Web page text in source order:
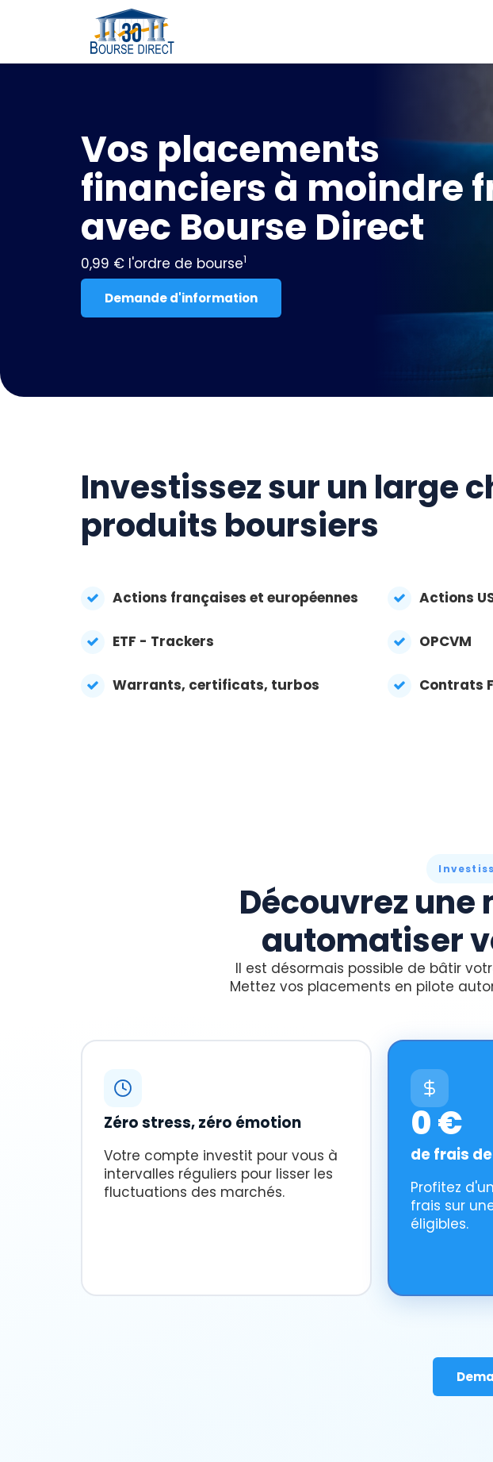
Vos placements
financiers à moindre
avec Bourse Direct
0,99 € l'ordre de bourse1
Demande d'information
Investissez sur un large
produits boursiers
Actions françaises et européennes Actions
ETF - Trackers OPCVM
Warrants, certificats, turbos Contrats
Découvrez
automatiser
Il est désormais possible de bâtir
Mettez vos placements en pilote
Zéro stress, zéro émotion
Votre compte investit pour vous à
intervalles réguliers pour lisser les
fluctuations des marchés.
0 €
de frais
Profitez
frais sur
éligibles.